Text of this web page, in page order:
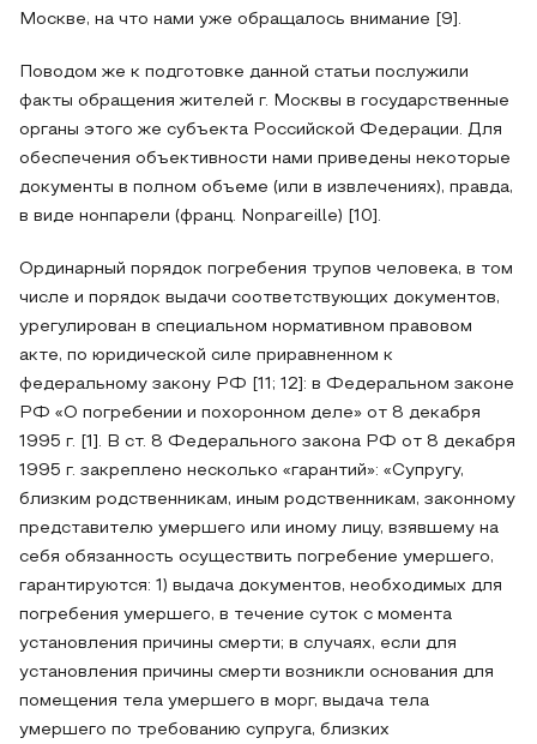
Москве, на что нами уже обращалось внимание [9].
Поводом же к подготовке данной статьи послужили
факты обращения жителей г. Москвы в государственные
органы этого же субъекта Российской Федерации. Для
обеспечения объективности нами приведены некоторые
документы в полном объеме (или в извлечениях), правда,
в виде нонпарели (франц. Nonpareille) [10].
Ординарный порядок погребения трупов человека, в том
числе и порядок выдачи соответствующих документов,
урегулирован в специальном нормативном правовом
акте, по юридической силе приравненном к
федеральному закону РФ [11; 12]: в Федеральном законе
РФ «О погребении и похоронном деле» от 8 декабря
1995 г. [1]. В ст. 8 Федерального закона РФ от 8 декабря
1995 г. закреплено несколько «гарантий»: «Супругу,
близким родственникам, иным родственникам, законному
представителю умершего или иному лицу, взявшему на
себя обязанность осуществить погребение умершего,
гарантируются: 1) выдача документов, необходимых для
погребения умершего, в течение суток с момента
установления причины смерти; в случаях, если для
установления причины смерти возникли основания для
помещения тела умершего в морг, выдача тела
умершего по требованию супруга, близких